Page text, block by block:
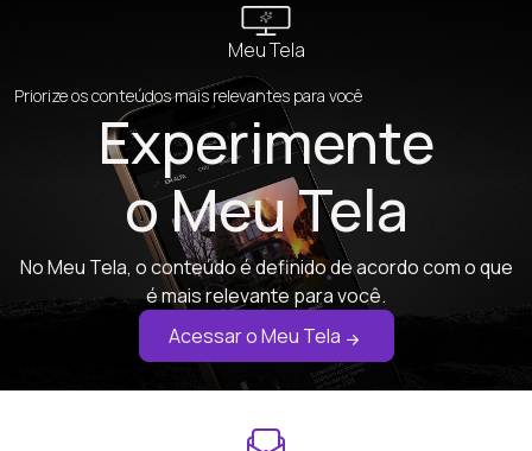
Meu Tela
Priorize os conteúdos mais relevantes para você
Experimente
o Meu Tela
No Meu Tela, o conteúdo é definido de acordo com o que
é mais relevante para você.
Acessar o Meu Tela